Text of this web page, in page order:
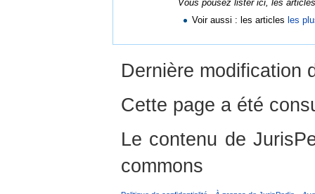
Vous pousez lister ici, les
Voir aussi : les articles les
Dernière modification
Cette page a été
Le contenu de
commons